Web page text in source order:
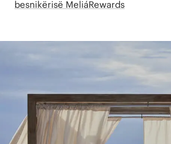
besnikërisë MeliáRewards